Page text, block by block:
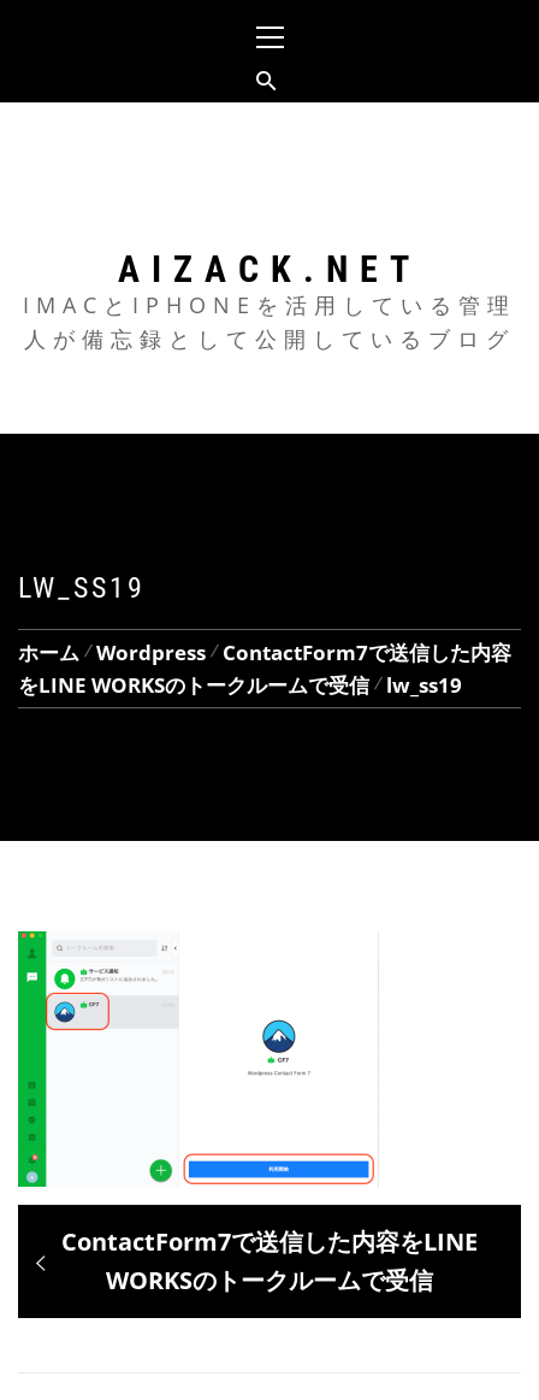
コ
イ
ン
メ
AIZACK.NET
IMACとIPHONEを活用している管理
人が備忘録として公開しているブログ
LW_SS19
ホーム Wordpress
ContactForm7で送信した内容
をLINE WORKSのトークルームで受信
lw_ss19
稿
過
の
ContactForm7で送信した内容をLINE
WORKSのトークルームで受信